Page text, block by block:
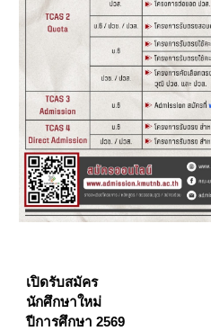
เปิดรับสมัคร
นักศึกษาใหม่
ปีการศึกษา 2569